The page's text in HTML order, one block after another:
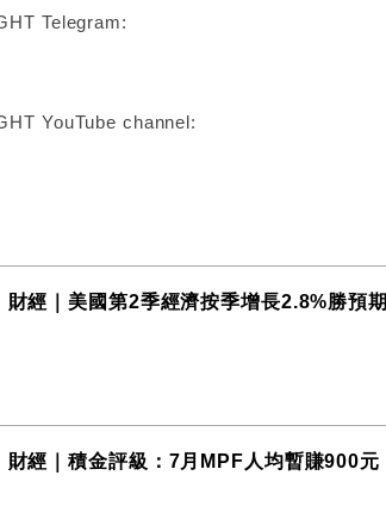
Telegram:
YouTube channel:
財經｜美國第2季經濟按季增長2.8%勝預期
財經｜積金評級：7月MPF人均暫賺900元